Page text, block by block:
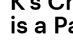
is a